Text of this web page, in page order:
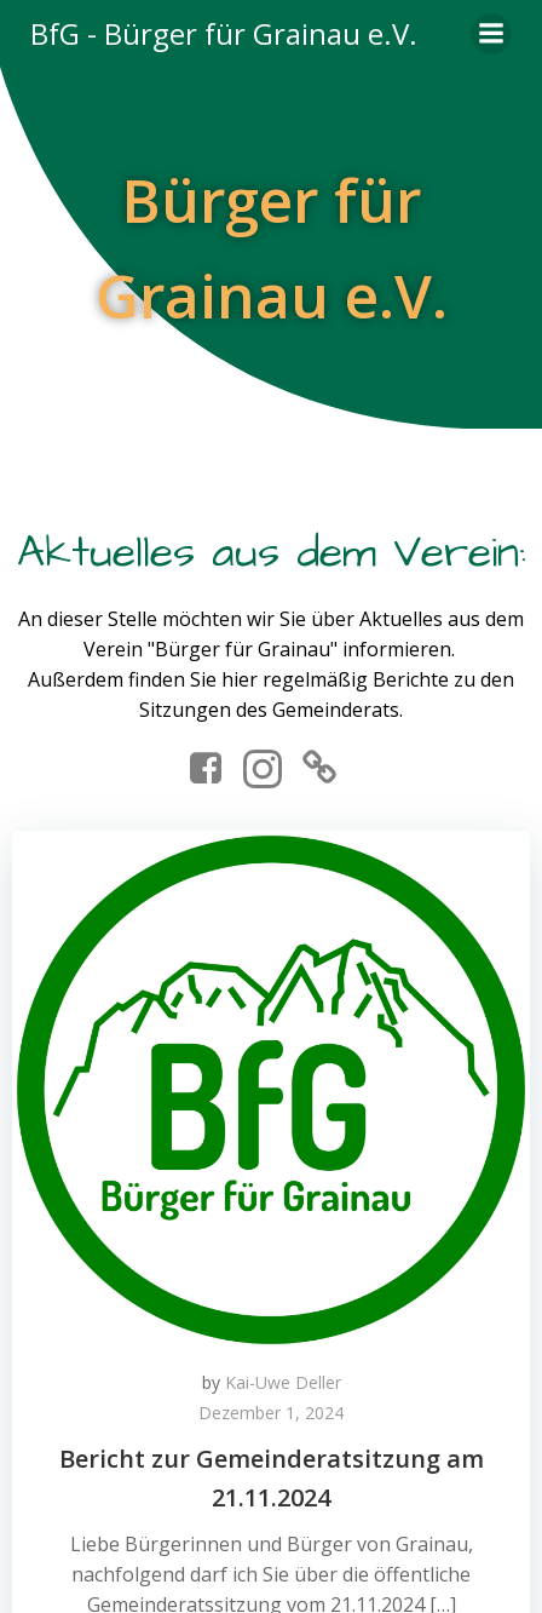
Inhalt
BfG - Bürger für Grainau e.V.
Bürger für
Grainau e.V.
Aktuelles aus dem Verein:
An dieser Stelle möchten wir Sie über Aktuelles aus dem
Verein "Bürger für Grainau" informieren.
Außerdem finden Sie hier regelmäßig Berichte zu den
Sitzungen des Gemeinderats.
by Kai-Uwe Deller
Dezember 1, 2024
Bericht zur Gemeinderatsitzung am
21.11.2024
Liebe Bürgerinnen und Bürger von Grainau,
nachfolgend darf ich Sie über die öffentliche
Gemeinderatssitzung vom 21.11.2024 […]